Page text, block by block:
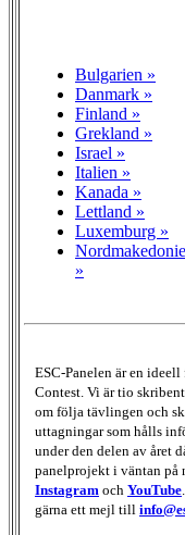
Bulgarien »
Danmark »
Finland »
Grekland »
Israel »
Italien »
Kanada »
Lettland »
Luxemburg »
»
ESC-Panelen är en
Contest. Vi är tio
om följa tävlingen och
uttagningar som hålls
under den delen av året
panelprojekt i väntan på
Instagram och YouTube
gärna ett mejl till